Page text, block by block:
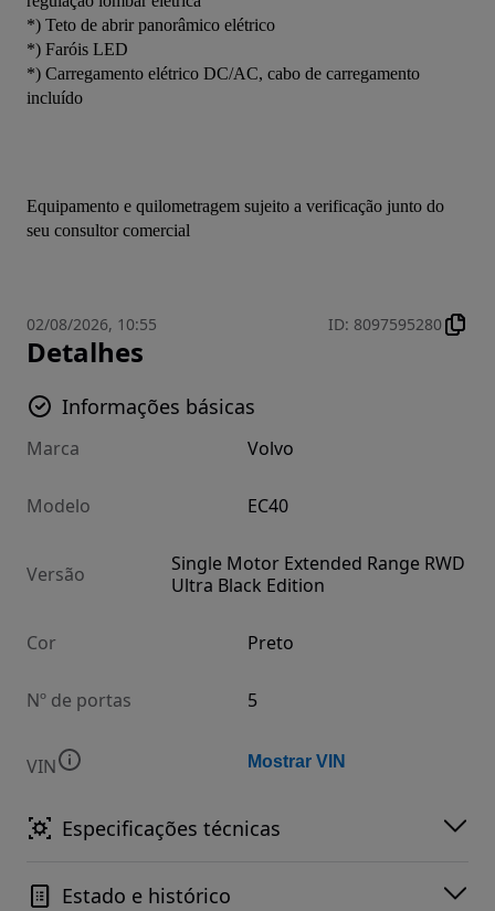
*) Teto de abrir panorâmico elétrico
*) Faróis LED
*) Carregamento elétrico DC/AC, cabo de carregamento
incluído
Equipamento e quilometragem sujeito a verificação junto do
seu consultor comercial
02/08/2026, 10:55 ID: 8097595280
Detalhes
Informações básicas
Marca Volvo
Modelo EC40
Versão
Single Motor Extended Range RWD
Ultra Black Edition
Cor Preto
Nº de portas 5
VIN Mostrar VIN
Especificações técnicas
Estado e histórico